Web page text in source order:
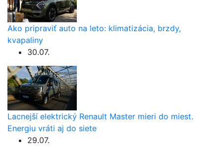
Ako pripraviť auto na leto: klimatizácia, brzdy,
kvapaliny
30.07.
Lacnejší elektrický Renault Master mieri do miest.
Energiu vráti aj do siete
29.07.